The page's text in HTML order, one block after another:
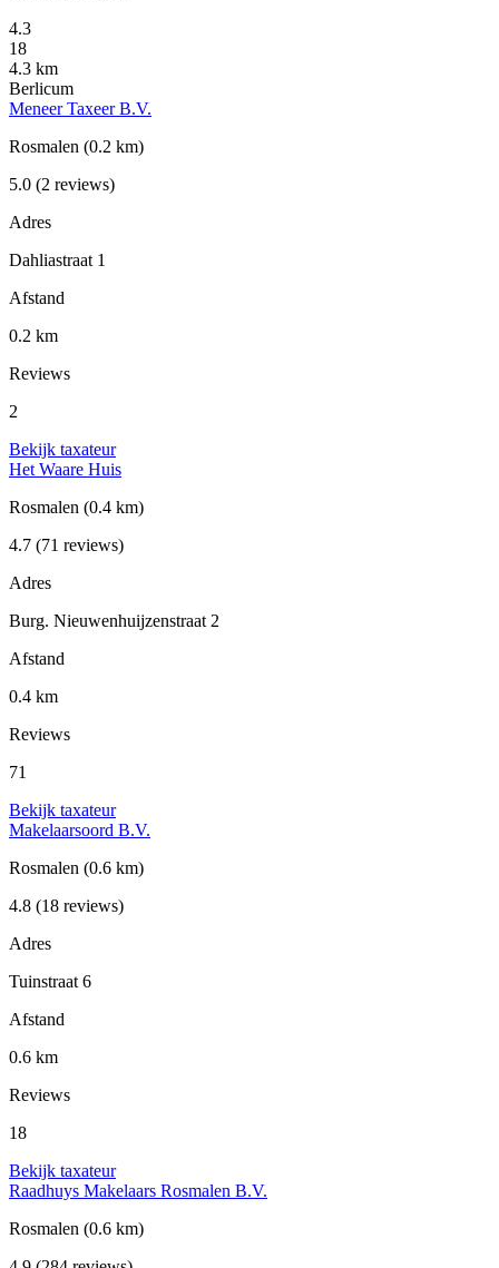
4.3
18
4.3 km
Berlicum
Meneer Taxeer B.V.
Rosmalen (0.2 km)
5.0 (2 reviews)
Adres
Dahliastraat 1
Afstand
0.2 km
Reviews
2
Bekijk taxateur
Het Waare Huis
Rosmalen (0.4 km)
4.7 (71 reviews)
Adres
Burg. Nieuwenhuijzenstraat 2
Afstand
0.4 km
Reviews
71
Bekijk taxateur
Makelaarsoord B.V.
Rosmalen (0.6 km)
4.8 (18 reviews)
Adres
Tuinstraat 6
Afstand
0.6 km
Reviews
18
Bekijk taxateur
Raadhuys Makelaars Rosmalen B.V.
Rosmalen (0.6 km)